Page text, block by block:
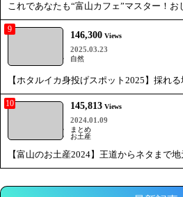
これであなたも“富山カフェ”マスター！お
9
146,300 Views
2025.03.23
自然
【ホタルイカ身投げスポット2025】採れ
10 145,813 Views
2024.01.09
まとめ
お土産
【富山のお土産2024】王道からネタまで